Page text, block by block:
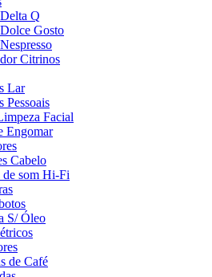
Q
Gosto
Citrinos
Lar
Pessoais
Facial
Engomar
Cabelo
de som Hi-Fi
S/ Óleo
de Café